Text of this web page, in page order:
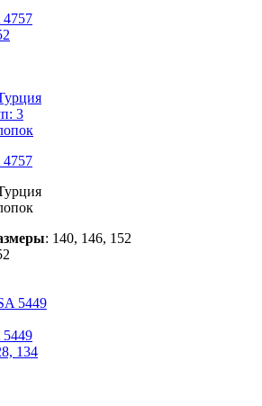
3
: 140, 146, 152
134